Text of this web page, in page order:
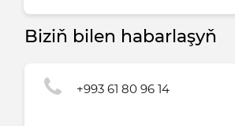
Biziň bilen habarlaşyň
+993 61 80 96 14